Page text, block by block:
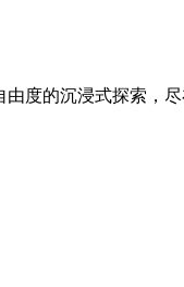
度的沉浸式探索，尽